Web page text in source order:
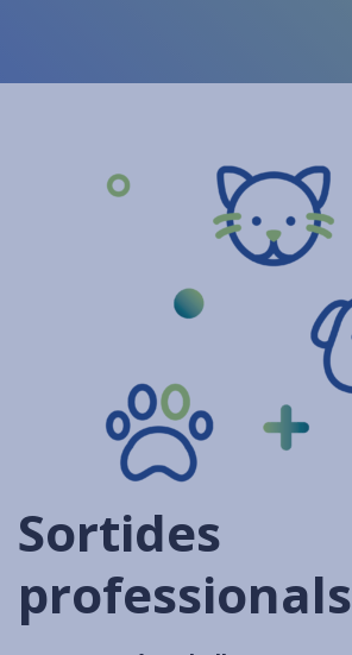
Sortides
professionals